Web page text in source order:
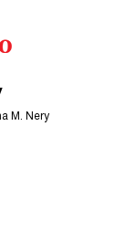
M. Nery